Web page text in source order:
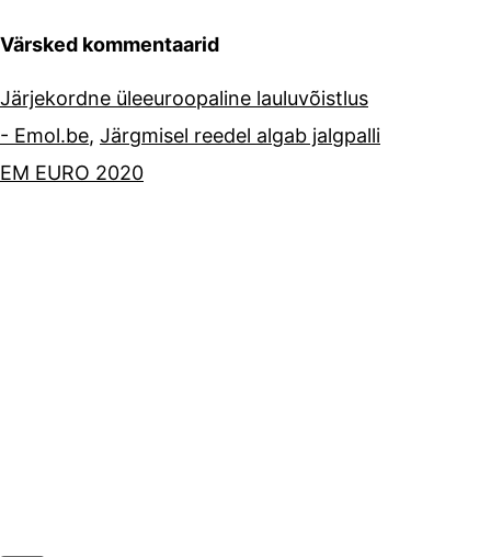
Värsked kommentaarid
Järjekordne üleeuroopaline lauluvõistlus
- Emol.be, Järgmisel reedel algab jalgpalli
EM EURO 2020